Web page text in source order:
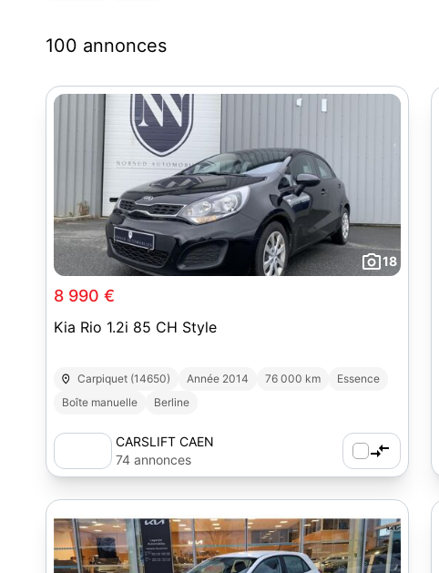
100 annonces
18
8 990 €
Kia Rio 1.2i 85 CH Style
Carpiquet (14650) Année 2014 76 000 km
Essence
Boîte manuelle
Berline
CARSLIFT CAEN
74 annonces